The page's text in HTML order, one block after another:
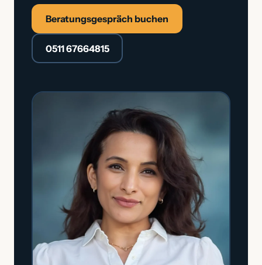
Beratungsgespräch buchen
0511 67664815